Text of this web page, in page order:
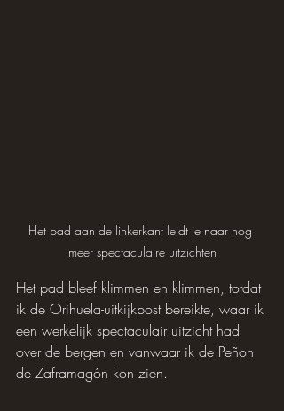
Het pad aan de linkerkant leidt je naar nog
meer spectaculaire uitzichten
Het pad bleef klimmen en klimmen, totdat
ik de Orihuela-uitkijkpost bereikte, waar ik
een werkelijk spectaculair uitzicht had
over de bergen en vanwaar ik de Peñon
de Zaframagón kon zien.